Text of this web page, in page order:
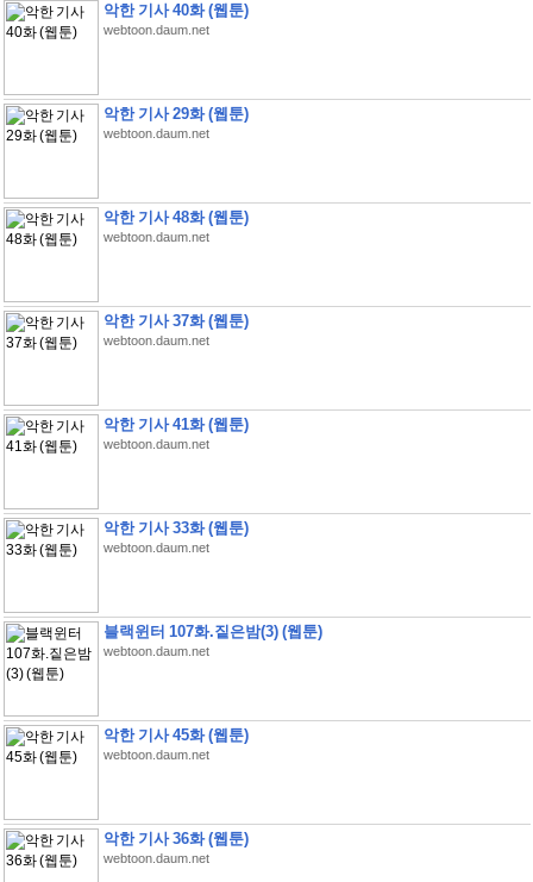
악한 기사 40화 (웹툰)
webtoon.daum.net
악한 기사 29화 (웹툰)
webtoon.daum.net
악한 기사 48화 (웹툰)
webtoon.daum.net
악한 기사 37화 (웹툰)
webtoon.daum.net
악한 기사 41화 (웹툰)
webtoon.daum.net
악한 기사 33화 (웹툰)
webtoon.daum.net
블랙윈터 107화.짙은밤(3) (웹툰)
webtoon.daum.net
악한 기사 45화 (웹툰)
webtoon.daum.net
악한 기사 36화 (웹툰)
webtoon.daum.net